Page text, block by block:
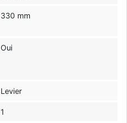
330 mm
Oui
Levier
1